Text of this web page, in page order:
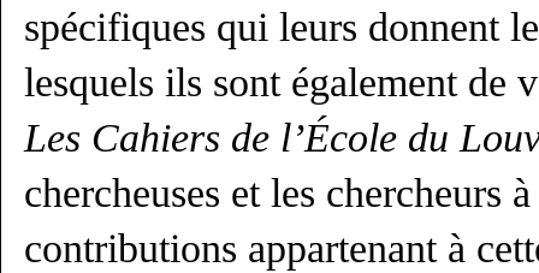
spécifiques qui leurs donnent
lesquels ils sont également de
Les Cahiers de l’École du
chercheuses et les chercheurs
contributions appartenant à